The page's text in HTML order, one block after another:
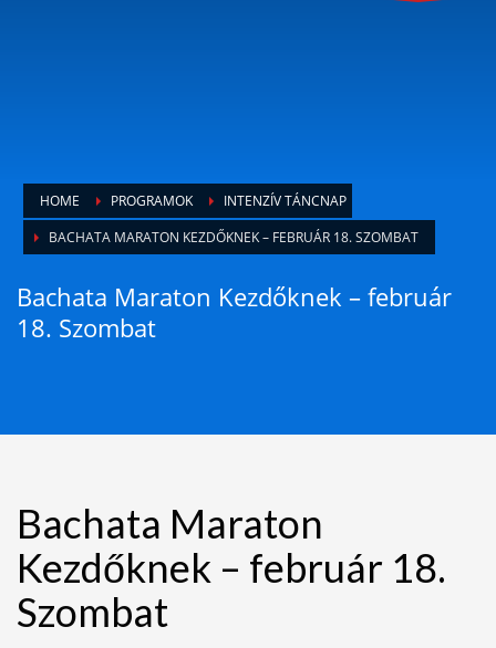
HOME PROGRAMOK
INTENZÍV TÁNCNAP
BACHATA MARATON KEZDŐKNEK – FEBRUÁR 18. SZOMBAT
Bachata Maraton Kezdőknek – február
18. Szombat
Bachata Maraton
Kezdőknek – február 18.
Szombat